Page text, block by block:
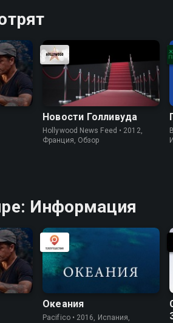
Новости Голливуда
Hollywood News Feed • 2012,
Франция, Обзор
Информация
Океания
Pacifico • 2016, Испания,